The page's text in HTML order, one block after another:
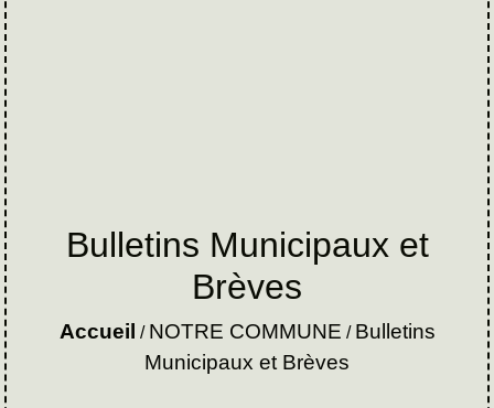
Bulletins Municipaux et
Brèves
Accueil / NOTRE COMMUNE / Bulletins
Municipaux et Brèves